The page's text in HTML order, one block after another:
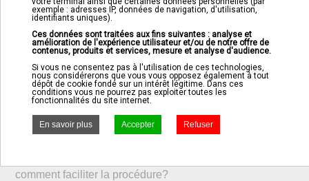
Les objets perdus, on en parle ?
comment faciliter la procédure?
exemple : adresses IP, données de navigation, d'utilisation,
identifiants uniques).
Ces données sont traitées aux fins suivantes : analyse et
amélioration de l'expérience utilisateur et/ou de notre offre de
contenus, produits et services, mesure et analyse d'audience.
Si vous ne consentez pas à l'utilisation de ces technologies,
nous considérerons que vous vous opposez également à tout
dépôt de cookie fondé sur un intérêt légitime. Dans ces
conditions vous ne pourrez pas exploiter toutes les
fonctionnalités du site internet.